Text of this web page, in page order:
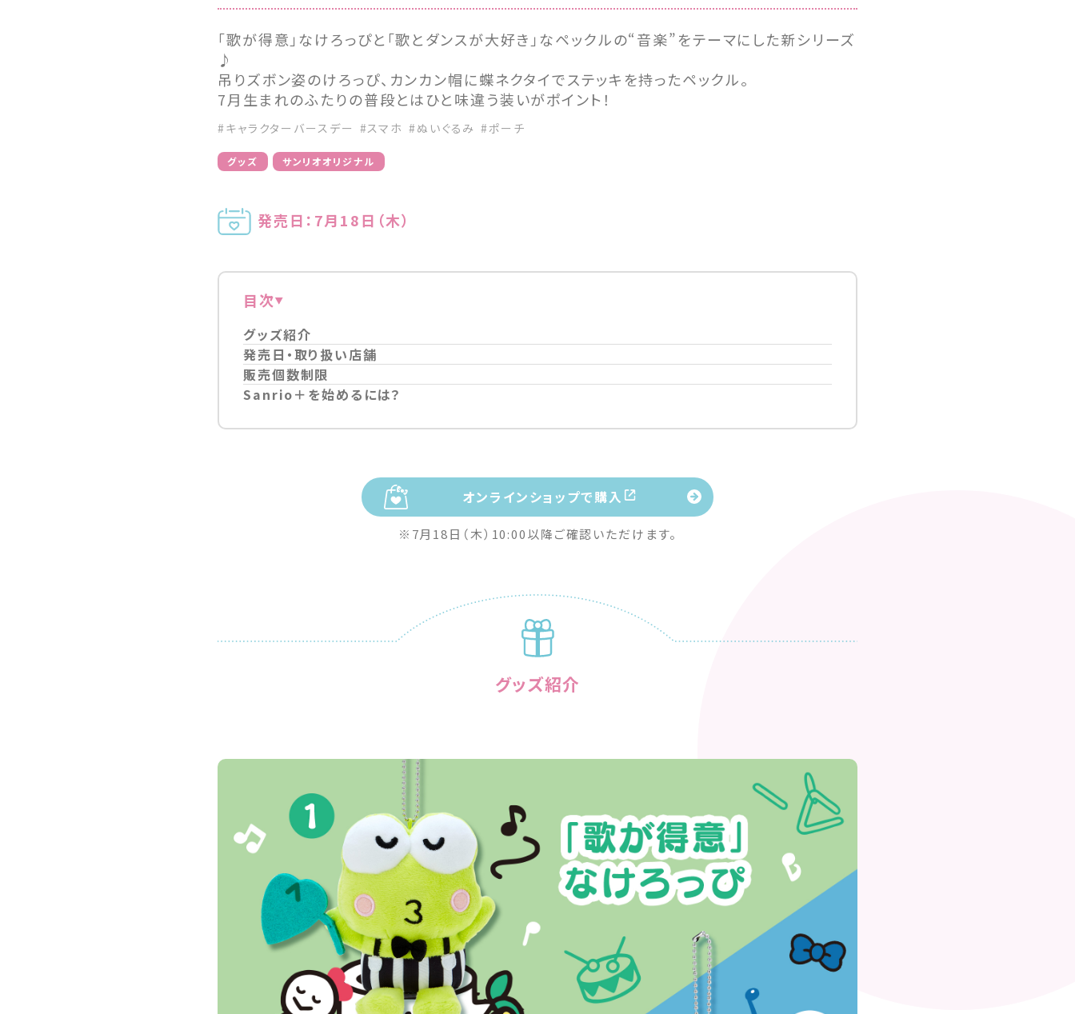
「歌が得意」なけろっぴと「歌とダンスが大好き」なペックルの“音楽”をテーマにした新シリーズ
♪
吊りズボン姿のけろっぴ、カンカン帽に蝶ネクタイでステッキを持ったペックル。
7月生まれのふたりの普段とはひと味違う装いがポイント！
#キャラクターバースデー #スマホ #ぬいぐるみ #ポーチ
グッズ サンリオオリジナル
発売日：7月18日（木）
目次
グッズ紹介
発売日・取り扱い店舗
販売個数制限
Sanrio＋を始めるには？
オンラインショップで購入
※7月18日（木）10:00以降ご確認いただけます。
グッズ紹介